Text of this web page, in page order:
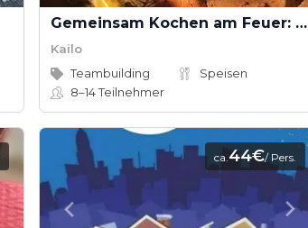
Gemeinsam Kochen am Feuer: Kreativität, Teamgeist und Genuss in der Natur
Kailo
Teambuilding
Speisen
8–14Teilnehmer
ca.44€/ Pers.